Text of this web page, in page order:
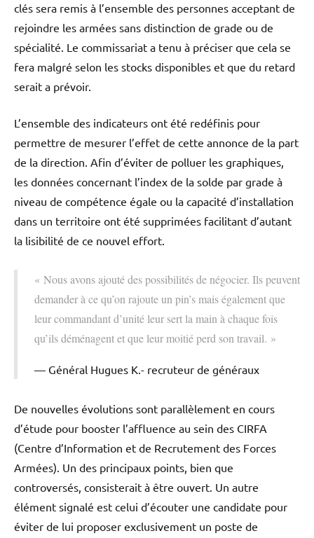
clés sera remis à l’ensemble des personnes acceptant de
rejoindre les armées sans distinction de grade ou de
spécialité. Le commissariat a tenu à préciser que cela se
fera malgré selon les stocks disponibles et que du retard
serait a prévoir.
L’ensemble des indicateurs ont été redéfinis pour
permettre de mesurer l’effet de cette annonce de la part
de la direction. Afin d’éviter de polluer les graphiques,
les données concernant l’index de la solde par grade à
niveau de compétence égale ou la capacité d’installation
dans un territoire ont été supprimées facilitant d’autant
la lisibilité de ce nouvel effort.
« Nous avons ajouté des possibilités de négocier. Ils peuvent
demander à ce qu’on rajoute un pin’s mais également que
leur commandant d’unité leur sert la main à chaque fois
qu’ils déménagent et que leur moitié perd son travail. »
Général Hugues K.- recruteur de généraux
De nouvelles évolutions sont parallèlement en cours
d’étude pour booster l’affluence au sein des CIRFA
(Centre d’Information et de Recrutement des Forces
Armées). Un des principaux points, bien que
controversés, consisterait à être ouvert. Un autre
élément signalé est celui d’écouter une candidate pour
éviter de lui proposer exclusivement un poste de